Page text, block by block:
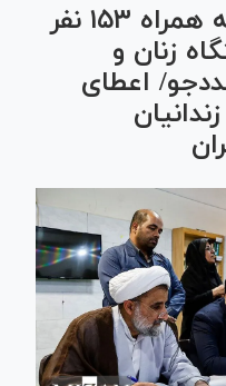
بازدید دادستان تهران به همراه ۱۵۳ نفر
زنان و
با آزادی ۲۲۰ مددجو/ اعطای
نفر از زندانیان